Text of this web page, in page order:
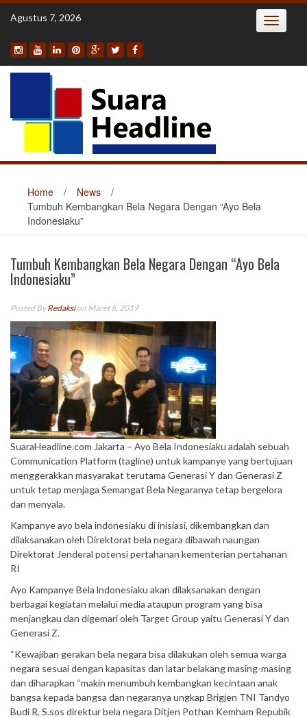
Skip
Agustus 7, 2026 Toggle
Home / News
/
Tumbuh Kembangkan Bela Negara Dengan “Ayo Bela
Indonesiaku”
Tumbuh Kembangkan Bela Negara Dengan “Ayo Bela
Indonesiaku”
Posted ByRedaksion Maret 8, 2019
SuaraHeadline.com Jakarta – Ayo Bela Indonesiaku adalah sebuah
Communication Platform (tagline) untuk kampanye yang bertujuan
menggerakkan masyarakat terutama Generasi Y dan Generasi Z
untuk tetap menjaga Semangat Bela Negaranya tetap bergelora
dan menyala.
Kampanye ayo bela indonesiaku di inisiasi, dikembangkan dan
dilaksanakan oleh Direktorat bela negara dibawah naungan
Direktorat Jenderal potensi pertahanan kementerian pertahanan
RI
Ayo Kampanye Bela lndonesiaku akan dilaksanakan dengan
berbagai kegiatan melalui media ataupun program yang bisa
menjangkau dan digemari oleh Target Group yaitu Generasi Y dan
Generasi Z.
“Kewajiban gerakan bela negara bisa dilakukan oleh semua warga
negara sesuai dengan kapasitas dan latar belakang masing-masing
dan diharapkan “makin menumbuh kembangkan kecintaan anak
bangsa kepada bangsa dan negaranya ungkap Brigjen TNI Tandyo
Budi R, S.sos direktur bela negara Ditjen Pothan Kemham Repubik